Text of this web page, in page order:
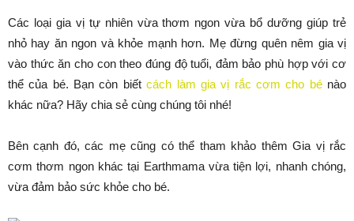
Các loại gia vị tự nhiên vừa thơm ngon vừa bổ dưỡng giúp trẻ
nhỏ hay ăn ngon và khỏe mạnh hơn. Mẹ đừng quên nêm gia vị
vào thức ăn cho con theo đúng độ tuổi, đảm bảo phù hợp với cơ
thể của bé. Bạn còn biếtcách làm gia vị rắc cơm cho bénào
khác nữa? Hãy chia sẻ cùng chúng tôi nhé!
Bên cạnh đó, các mẹ cũng có thể tham khảo thêm Gia vị rắc
cơm thơm ngon khác tại Earthmama vừa tiện lợi, nhanh chóng,
vừa đảm bảo sức khỏe cho bé.